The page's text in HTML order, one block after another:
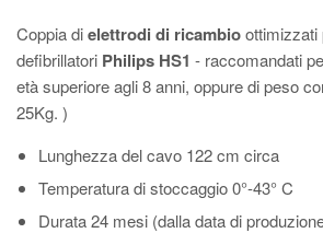
Coppia dielettrodi di ricambioottimizzati
defibrillatori Philips HS1 - raccomandati
età superiore agli 8 anni, oppure di peso
25Kg. )
Lunghezza del cavo 122 cm circa
Temperatura di stoccaggio 0°-43° C
Durata 24 mesi (dalla data di